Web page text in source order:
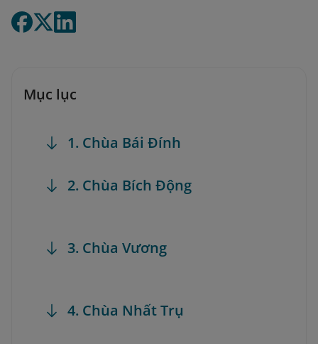
Mục lục
1. Chùa Bái Đính
2. Chùa Bích Động
3. Chùa Vương
4. Chùa Nhất Trụ